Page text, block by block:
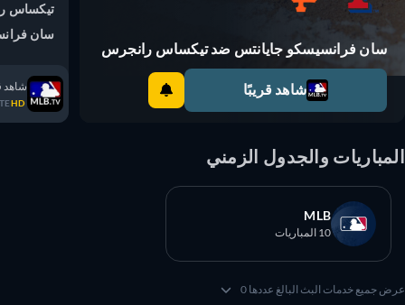
سان فرانسيسكو جايانتس ضد تيكساس رانجرس
شاهد قريبًا
تيكساس
سان
شاهد
HD
والجدول الزمني
MLB
10 المباريات
جميع خدمات البث البالغ عددها 0